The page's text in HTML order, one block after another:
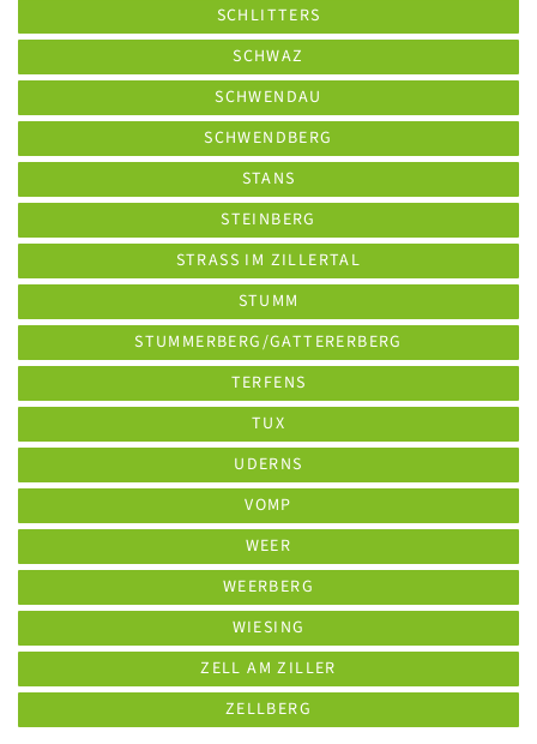
SCHLITTERS
SCHWAZ
SCHWENDAU
SCHWENDBERG
STANS
STEINBERG
STRASS IM ZILLERTAL
STUMM
STUMMERBERG/GATTERERBERG
TERFENS
TUX
UDERNS
VOMP
WEER
WEERBERG
WIESING
ZELL AM ZILLER
ZELLBERG